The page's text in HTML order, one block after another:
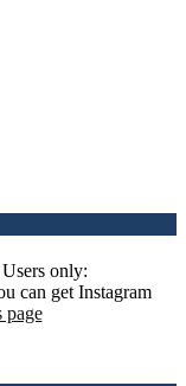
only:
can get Instagram
page